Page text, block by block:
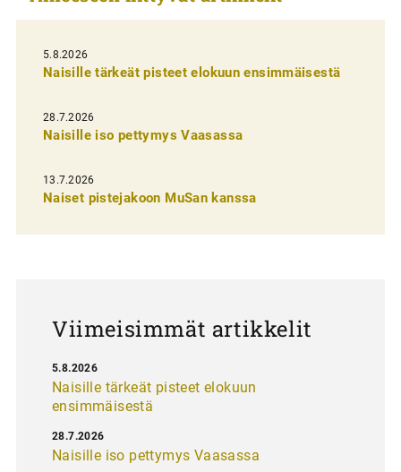
e
l
i
e
n
e
5.8.2026
Naisille tärkeät pisteet elokuun ensimmäisestä
28.7.2026
Naisille iso pettymys Vaasassa
13.7.2026
Naiset pistejakoon MuSan kanssa
Viimeisimmät artikkelit
Naisille tärkeät pisteet elokuun
ensimmäisestä
5.8.2026
Naisille iso pettymys Vaasassa
28.7.2026